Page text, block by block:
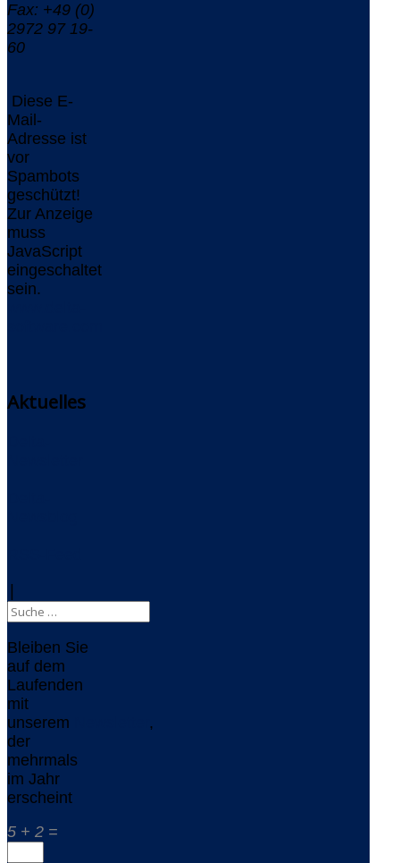
Fax: +49 (0)
2972 97 19-
60
Diese E-
Mail-
Adresse ist
vor
Spambots
geschützt!
Zur Anzeige
muss
JavaScript
eingeschaltet
sein.
Aktuelles
|
Bleiben Sie
auf dem
Laufenden
mit
unserem
,
der
mehrmals
im Jahr
erscheint
5 + 2 =